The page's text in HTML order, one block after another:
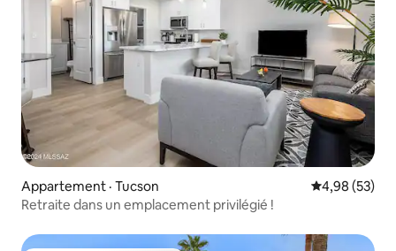
Appartement · Tucson Note
4,98 (53)
Retraite dans un emplacement privilégié !